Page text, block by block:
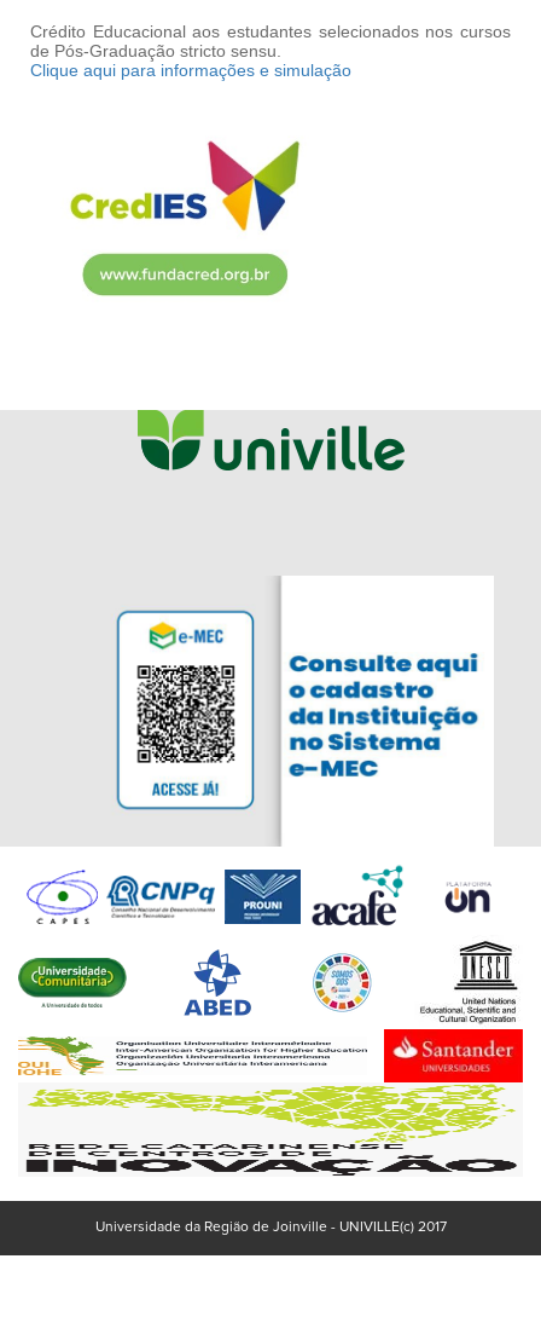
Crédito Educacional aos estudantes selecionados nos cursos
de Pós-Graduação stricto sensu.
Clique aqui para informações e simulação
Universidade da Região de Joinville - UNIVILLE(c) 2017